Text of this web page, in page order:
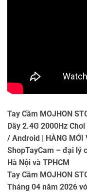
Tay Cầm MOJHON
Dây 2.4G 2000Hz
/ Android | HÀNG
ShopTayCam – đại lý
Hà Nội và TPHCM
Tay Cầm MOJHON
Tháng 04 năm 2026